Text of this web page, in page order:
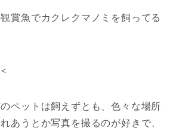
賞魚でカクレクマノミを飼ってる
ペットは飼えずとも、色々な場所
あうとか写真を撮るのが好きで、